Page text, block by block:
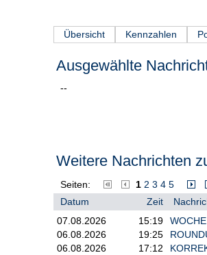
Übersicht Kennzahlen
Ausgewählte
--
Weitere Nachrichten
Seiten: 1 2 3 4 5
Datum
Zeit
07.08.2026
15:19
06.08.2026
19:25
06.08.2026
17:12